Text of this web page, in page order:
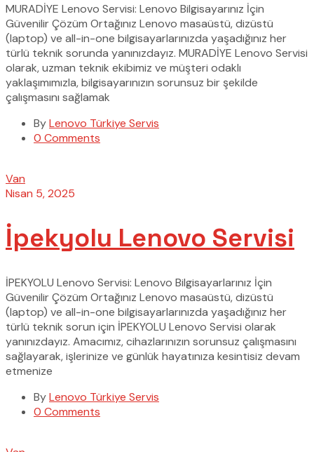
MURADİYE Lenovo Servisi: Lenovo Bilgisayarınız İçin
Güvenilir Çözüm Ortağınız Lenovo masaüstü, dizüstü
(laptop) ve all-in-one bilgisayarlarınızda yaşadığınız her
türlü teknik sorunda yanınızdayız. MURADİYE Lenovo Servisi
olarak, uzman teknik ekibimiz ve müşteri odaklı
yaklaşımımızla, bilgisayarınızın sorunsuz bir şekilde
çalışmasını sağlamak
ByLenovo Türkiye Servis
0 Comments
Van
Nisan 5, 2025
İpekyolu Lenovo Servisi
İPEKYOLU Lenovo Servisi: Lenovo Bilgisayarlarınız İçin
Güvenilir Çözüm Ortağınız Lenovo masaüstü, dizüstü
(laptop) ve all-in-one bilgisayarlarınızda yaşadığınız her
türlü teknik sorun için İPEKYOLU Lenovo Servisi olarak
yanınızdayız. Amacımız, cihazlarınızın sorunsuz çalışmasını
sağlayarak, işlerinize ve günlük hayatınıza kesintisiz devam
etmenize
ByLenovo Türkiye Servis
0 Comments